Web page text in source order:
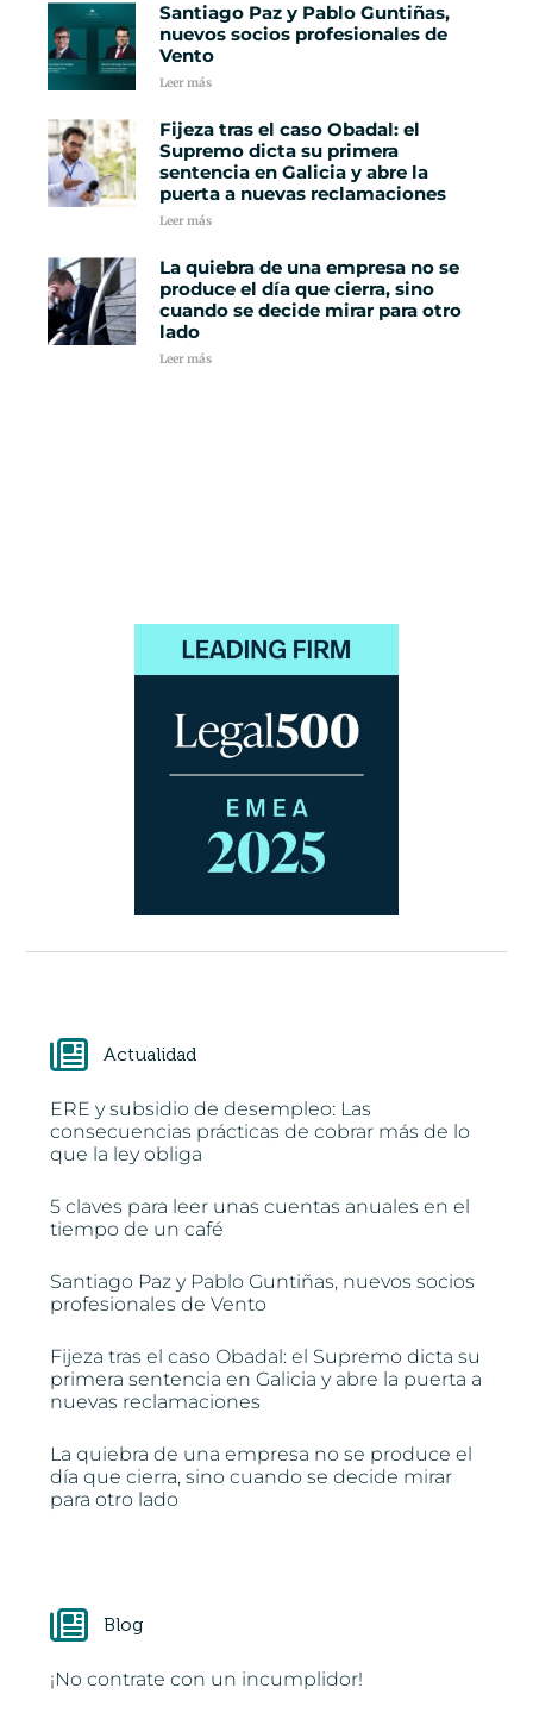
Santiago Paz y Pablo Guntiñas,
nuevos socios profesionales de
Vento
Leer más
Fijeza tras el caso Obadal: el
Supremo dicta su primera
sentencia en Galicia y abre la
puerta a nuevas reclamaciones
Leer más
La quiebra de una empresa no se
produce el día que cierra, sino
cuando se decide mirar para otro
lado
Leer más
Actualidad
ERE y subsidio de desempleo: Las
consecuencias prácticas de cobrar más de lo
que la ley obliga
5 claves para leer unas cuentas anuales en el
tiempo de un café
Santiago Paz y Pablo Guntiñas, nuevos socios
profesionales de Vento
Fijeza tras el caso Obadal: el Supremo dicta su
primera sentencia en Galicia y abre la puerta a
nuevas reclamaciones
La quiebra de una empresa no se produce el
día que cierra, sino cuando se decide mirar
para otro lado
Blog
¡No contrate con un incumplidor!